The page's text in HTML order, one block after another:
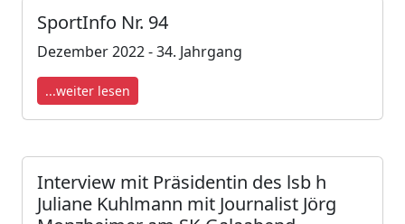
SportInfo Nr. 94
Dezember 2022 - 34. Jahrgang
...weiter lesen
Interview mit Präsidentin des lsb h
Juliane Kuhlmann mit Journalist Jörg